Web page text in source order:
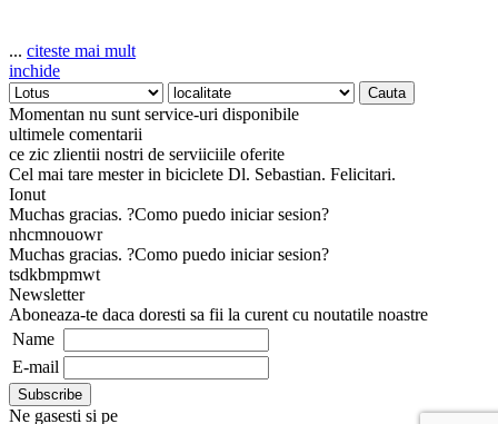
... citeste mai mult
inchide
Momentan nu sunt service-uri disponibile
ultimele comentarii
ce zic zlientii nostri de serviiciile oferite
Cel mai tare mester in biciclete Dl. Sebastian. Felicitari.
Ionut
Muchas gracias. ?Como puedo iniciar sesion?
nhcmnouowr
Muchas gracias. ?Como puedo iniciar sesion?
tsdkbmpmwt
Newsletter
Aboneaza-te daca doresti sa fii la curent cu noutatile noastre
Name
E-mail
Ne gasesti si pe